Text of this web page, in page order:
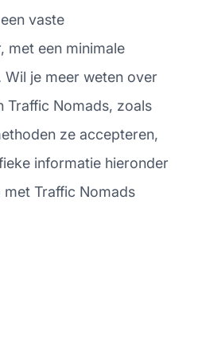
vaste
met een minimale
je meer weten over
Traffic Nomads, zoals
ze accepteren,
informatie hieronder
Traffic Nomads